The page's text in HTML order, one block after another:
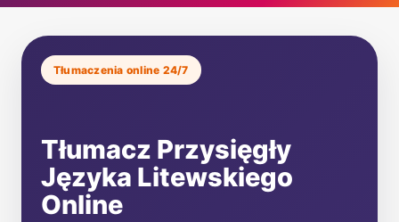
Tłumaczenia online 24/7
Tłumacz Przysięgły
Języka Litewskiego
Online